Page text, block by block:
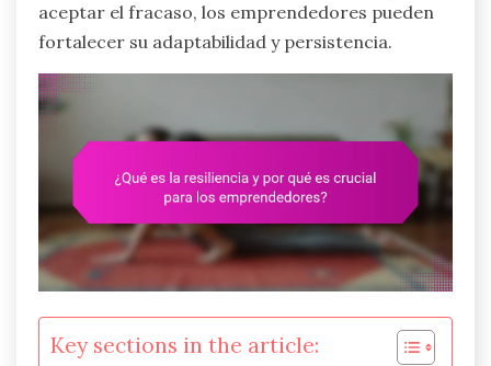
aceptar el fracaso, los emprendedores pueden
fortalecer su adaptabilidad y persistencia.
Key sections in the article: